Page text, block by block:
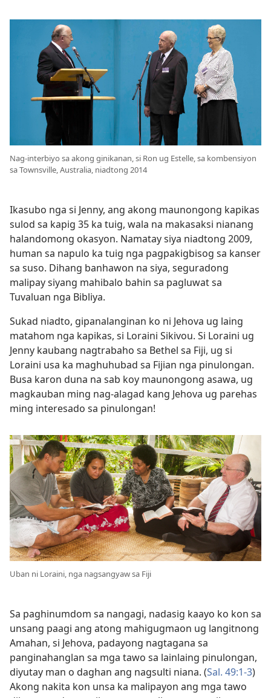
Nag-interbiyo sa akong ginikanan, si Ron ug Estelle, sa kombensiyon
sa Townsville, Australia, niadtong 2014
Ikasubo nga si Jenny, ang akong maunongong kapikas
sulod sa kapig 35 ka tuig, wala na makasaksi nianang
halandomong okasyon. Namatay siya niadtong 2009,
human sa napulo ka tuig nga pagpakigbisog sa kanser
sa suso. Dihang banhawon na siya, seguradong
malipay siyang mahibalo bahin sa pagluwat sa
Tuvaluan nga Bibliya.
Sukad niadto, gipanalanginan ko ni Jehova ug laing
matahom nga kapikas, si Loraini Sikivou. Si Loraini ug
Jenny kaubang nagtrabaho sa Bethel sa Fiji, ug si
Loraini usa ka maghuhubad sa Fijian nga pinulongan.
Busa karon duna na sab koy maunongong asawa, ug
magkauban ming nag-alagad kang Jehova ug parehas
ming interesado sa pinulongan!
Uban ni Loraini, nga nagsangyaw sa Fiji
Sa paghinumdom sa nangagi, nadasig kaayo ko kon sa
unsang paagi ang atong mahigugmaon ug langitnong
Amahan, si Jehova, padayong nagtagana sa
panginahanglan sa mga tawo sa lainlaing pinulongan,
diyutay man o daghan ang nagsulti niana. (Sal. 49:1-3)
Akong nakita kon unsa ka malipayon ang mga tawo